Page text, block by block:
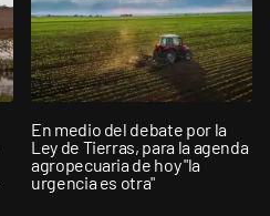
En medio del debate por la
Ley de Tierras, para la agenda
agropecuaria de hoy "la
urgencia es otra"